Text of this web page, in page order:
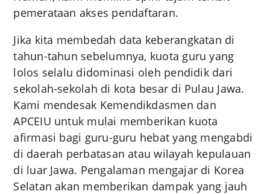
pemerataan akses pendaftaran.
Jika kita membedah data keberangkatan di
tahun-tahun sebelumnya, kuota guru yang
lolos selalu didominasi oleh pendidik dari
sekolah-sekolah di kota besar di Pulau Jawa.
Kami mendesak Kemendikdasmen dan
APCEIU untuk mulai memberikan kuota
afirmasi bagi guru-guru hebat yang mengabdi
di daerah perbatasan atau wilayah kepulauan
di luar Jawa. Pengalaman mengajar di Korea
Selatan akan memberikan dampak yang jauh